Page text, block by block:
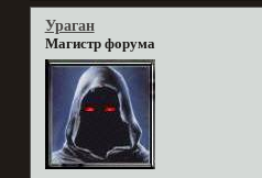
Ураган
Магистр форума